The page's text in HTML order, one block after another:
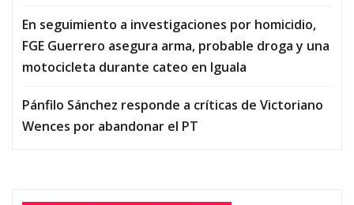
En seguimiento a investigaciones por homicidio,
FGE Guerrero asegura arma, probable droga y una
motocicleta durante cateo en Iguala
Pánfilo Sánchez responde a críticas de Victoriano
Wences por abandonar el PT